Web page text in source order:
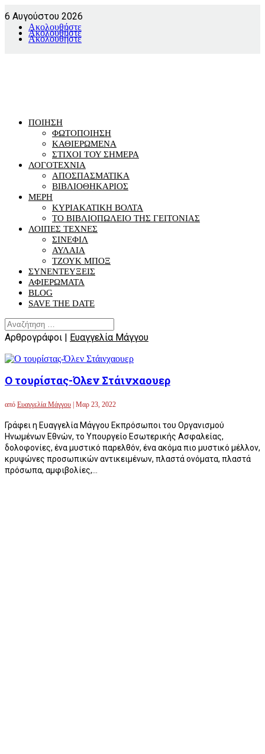
6 Αυγούστου 2026
Ακολουθήστε
Ακολουθήστε
Ακολουθήστε
ΠΟΙΗΣΗ
ΦΩΤΟΠΟΙΗΣΗ
ΚΑΘΙΕΡΩΜΕΝΑ
ΣΤΙΧΟΙ ΤΟΥ ΣΗΜΕΡΑ
ΛΟΓΟΤΕΧΝΙΑ
ΑΠΟΣΠΑΣΜΑΤΙΚΑ
ΒΙΒΛΙΟΘΗΚΑΡΙΟΣ
ΜΕΡΗ
ΚΥΡΙΑΚΑΤΙΚΗ ΒΟΛΤΑ
ΤΟ ΒΙΒΛΙΟΠΩΛΕΙΟ ΤΗΣ ΓΕΙΤΟΝΙΑΣ
ΛΟΙΠΕΣ ΤΕΧΝΕΣ
ΣΙΝΕΦΙΛ
ΑΥΛΑΙΑ
ΤΖΟΥΚ ΜΠΟΞ
ΣΥΝΕΝΤΕΥΞΕΙΣ
ΑΦΙΕΡΩΜΑΤΑ
BLOG
SAVE THE DATE
Αρθρογράφοι | Ευαγγελία Μάγγου
Ο τουρίστας-Όλεν Στάινχαουερ
από Ευαγγελία Μάγγου | Μαρ 23, 2022
Γράφει η Ευαγγελία Μάγγου Εκπρόσωποι του Οργανισμού
Ηνωμένων Εθνών, το Υπουργείο Εσωτερικής Ασφαλείας,
δολοφονίες, ένα μυστικό παρελθόν, ένα ακόμα πιο μυστικό μέλλον,
κρυψώνες προσωπικών αντικειμένων, πλαστά ονόματα, πλαστά
πρόσωπα, αμφιβολίες,...